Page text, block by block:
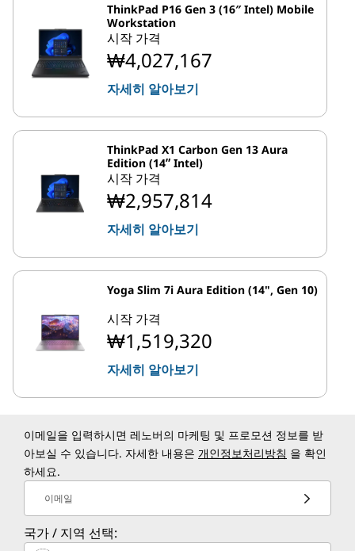
ThinkPad P16 Gen 3 (16″ Intel) Mobile
Workstation
시작 가격
₩4,027,167
자세히 알아보기
ThinkPad X1 Carbon Gen 13 Aura
Edition (14ʺ Intel)
시작 가격
₩2,957,814
자세히 알아보기
Yoga Slim 7i Aura Edition (14", Gen 10)
시작 가격
₩1,519,320
자세히 알아보기
이메일을 입력하시면 레노버의 마케팅 및 프로모션 정보를 받
아보실 수 있습니다. 자세한 내용은 개인정보처리방침 을 확인
하세요.
이메일
국가 / 지역 선택: